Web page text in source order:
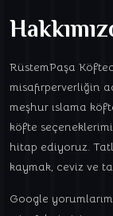
RüstemPaşa
misafirperverliğin
meşhur ıslama
köfte
hitap ediyoruz.
kaymak, ceviz ve
Google